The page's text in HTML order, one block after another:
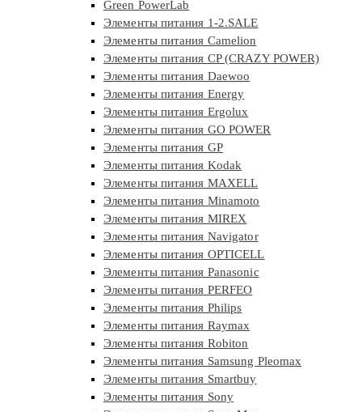
Green PowerLab
Элементы питания 1-2.SALE
Элементы питания Camelion
Элементы питания CP (CRAZY POWER)
Элементы питания Daewoo
Элементы питания Energy
Элементы питания Ergolux
Элементы питания GO POWER
Элементы питания GP
Элементы питания Kodak
Элементы питания MAXELL
Элементы питания Minamoto
Элементы питания MIREX
Элементы питания Navigator
Элементы питания OPTICELL
Элементы питания Panasonic
Элементы питания PERFEO
Элементы питания Philips
Элементы питания Raymax
Элементы питания Robiton
Элементы питания Samsung Pleomax
Элементы питания Smartbuy
Элементы питания Sony